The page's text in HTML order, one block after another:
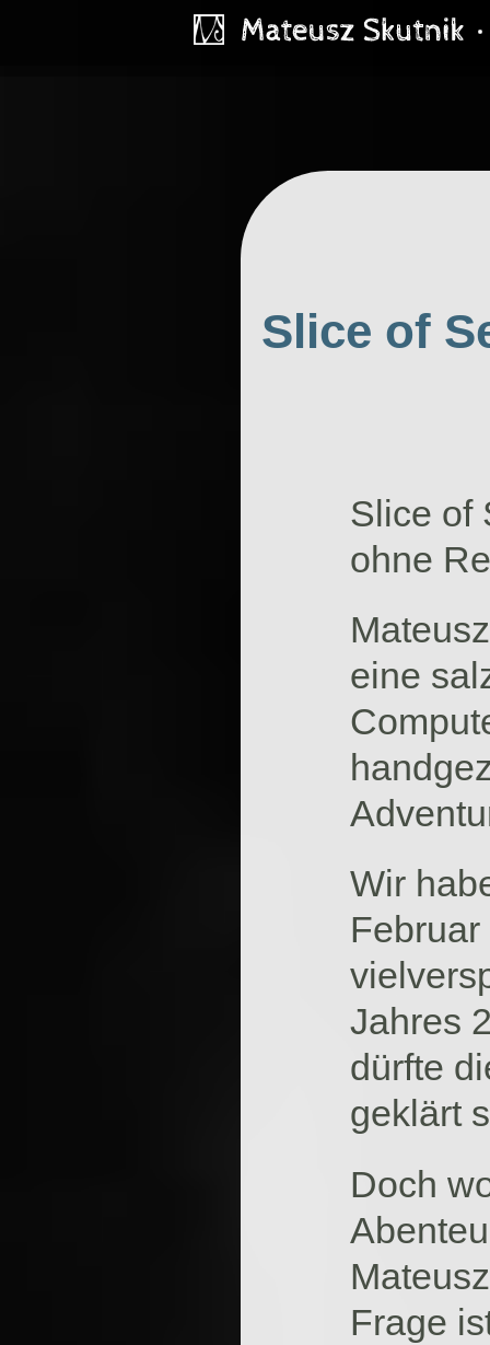
Slice of
Slice of
ohne
eine
Wir
Jahres
dürfte
geklärt
Doch
Frage